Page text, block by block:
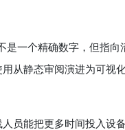
一个精确数字，但指
从静态审阅演进为可视
能把更多时间投入设